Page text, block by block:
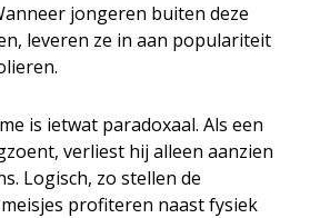
jongeren buiten deze
leveren ze in aan populariteit
is ietwat paradoxaal. Als een
verliest hij alleen aanzien
Logisch, zo stellen de
profiteren naast fysiek